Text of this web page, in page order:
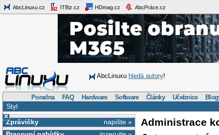
AbcLinuxu.cz ITBiz.cz HDmag.cz AbcPráce.cz
AbcLinuxu hledá autory!
Poradna FAQ Hardware Software Články Učebnice
Styl
×
napište »
Zprávičky
Administrace